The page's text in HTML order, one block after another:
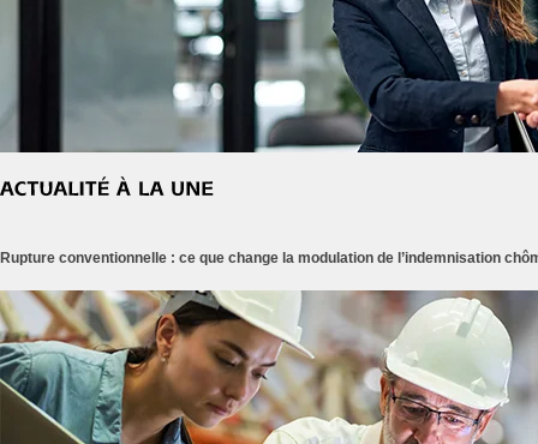
Rupture conventionnelle : ce que change la modulation de l’indemnisation